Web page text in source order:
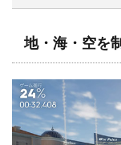
地・海・空を